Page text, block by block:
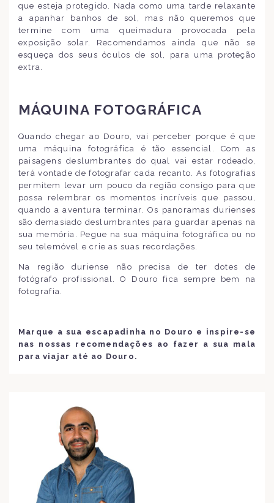
que esteja protegido. Nada como uma tarde relaxante
a apanhar banhos de sol, mas não queremos que
termine com uma queimadura provocada pela
exposição solar. Recomendamos ainda que não se
esqueça dos seus óculos de sol, para uma proteção
extra.
MÁQUINA FOTOGRÁFICA
Quando chegar ao Douro, vai perceber porque é que
uma máquina fotográfica é tão essencial. Com as
paisagens deslumbrantes do qual vai estar rodeado,
terá vontade de fotografar cada recanto. As fotografias
permitem levar um pouco da região consigo para que
possa relembrar os momentos incríveis que passou,
quando a aventura terminar. Os panoramas durienses
são demasiado deslumbrantes para guardar apenas na
sua memória. Pegue na sua máquina fotográfica ou no
seu telemóvel e crie as suas recordações.
Na região duriense não precisa de ter dotes de
fotógrafo profissional. O Douro fica sempre bem na
fotografia.
Marque a sua escapadinha no Douro e inspire-se
nas nossas recomendações ao fazer a sua mala
para viajar até ao Douro.